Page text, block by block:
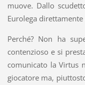
muove. Dallo
Eurolega
Perché? Non ha
contenzioso e si
comunicato la Virtus
giocatore ma,